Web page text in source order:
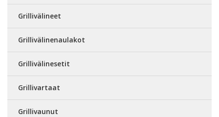
Grillivälineet
Grillivälinenaulakot
Grillivälinesetit
Grillivartaat
Grillivaunut